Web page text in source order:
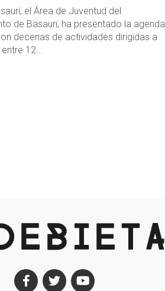
el Área de Juventud del
de Basauri, ha presentado la agenda
decenas de actividades dirigidas a
12...